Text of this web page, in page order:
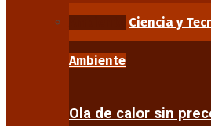
Ciencia y
Ambiente
Ola de calor sin